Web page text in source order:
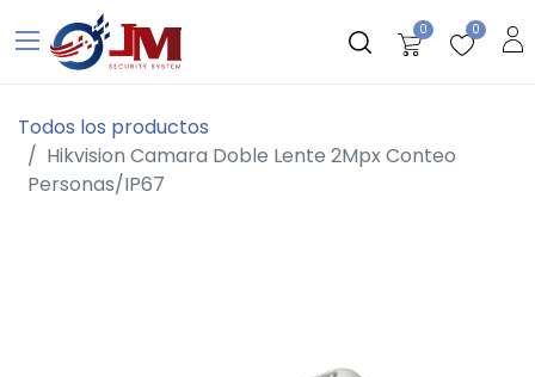
0 0
Todos los productos
Hikvision Camara Doble Lente 2Mpx Conteo
Personas/IP67